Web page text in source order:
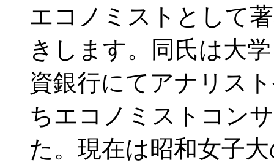
エコノミストとして
きします。同氏は大
資銀行にてアナリス
ちエコノミストコン
た。現在は昭和女子